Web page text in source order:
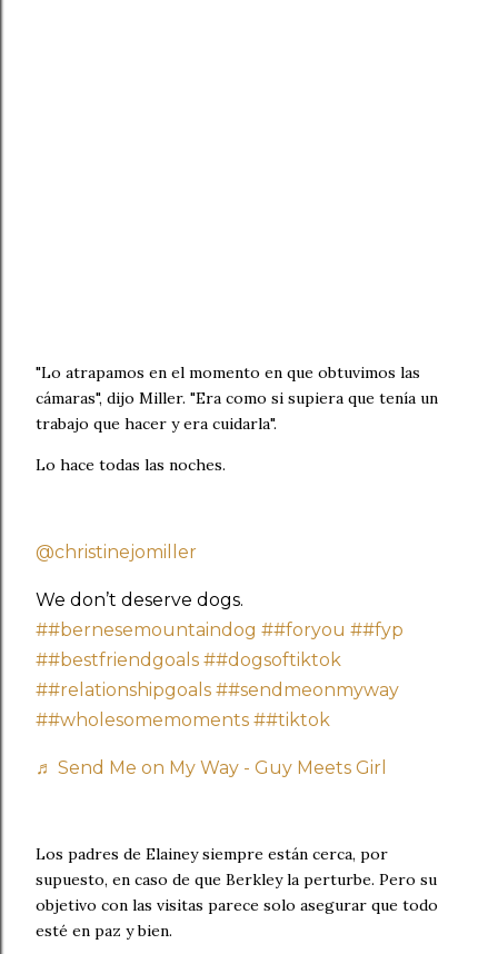
"Lo atrapamos en el momento en que obtuvimos las
cámaras", dijo Miller. "Era como si supiera que tenía un
trabajo que hacer y era cuidarla".
Lo hace todas las noches.
@christinejomiller
We don’t deserve dogs.
##bernesemountaindog ##foryou ##fyp
##bestfriendgoals ##dogsoftiktok
##relationshipgoals ##sendmeonmyway
##wholesomemoments ##tiktok
♬ Send Me on My Way - Guy Meets Girl
Los padres de Elainey siempre están cerca, por
supuesto, en caso de que Berkley la perturbe. Pero su
objetivo con las visitas parece solo asegurar que todo
esté en paz y bien.